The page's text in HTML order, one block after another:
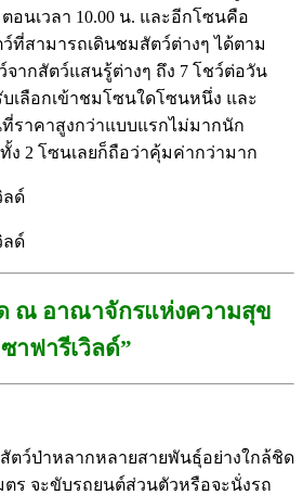
อนเวลา 10.00 น. และอีกโซนคือ
ว์ที่สามารถเดินชมสัตว์ต่างๆ ได้ตาม
ากสัตว์แสนรู้ต่างๆ ถึง 7 โชว์ต่อวัน
เลือกเข้าชมโซนใดโซนหนึ่ง และ
ราคาสูงกว่าแบบแรกไม่มากนัก
ง 2 โซนเลยก็ถือว่าคุ้มค่ากว่ามาก
ณ อาณาจักรแห่งความสุข
าฟารีเวิลด์”
ตว์ป่าหลากหลายสายพันธุ์อย่างใกล้ชิด
ตร จะขับรถยนต์ส่วนตัวหรือจะนั่งรถ